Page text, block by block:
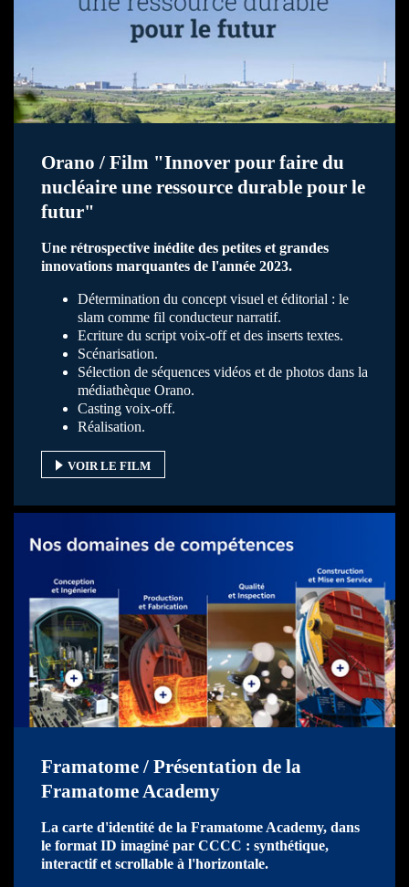
Orano / Film "Innover pour faire du
nucléaire une ressource durable pour le
futur"
Une rétrospective inédite des petites et grandes
innovations marquantes de l'année 2023.
Détermination du concept visuel et éditorial : le
slam comme fil conducteur narratif.
Ecriture du script voix-off et des inserts textes.
Scénarisation.
Sélection de séquences vidéos et de photos dans la
médiathèque Orano.
Casting voix-off.
Réalisation.
VOIR LE FILM
Framatome / Présentation de la
Framatome Academy
La carte d'identité de la Framatome Academy, dans
le format ID imaginé par CCCC : synthétique,
interactif et scrollable à l'horizontale.